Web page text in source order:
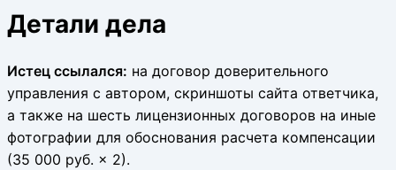
Детали дела
Истец ссылался: на договор доверительного
управления с автором, скриншоты сайта ответчика,
а также на шесть лицензионных договоров на иные
фотографии для обоснования расчета компенсации
(35 000 руб. × 2).